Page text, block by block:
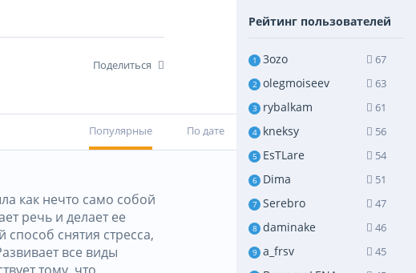
Поделиться
Популярные По дате
как нечто само собой
речь и делает ее
снятия стресса,
все виды
тому, что
Рейтинг пользователей
1 3ozo 67
2 olegmoiseev 63
3 rybalkam 61
4 kneksy 56
5 EsTLare 54
6 Dima 51
7 Serebro 47
8 daminake 46
9 a_frsv 45